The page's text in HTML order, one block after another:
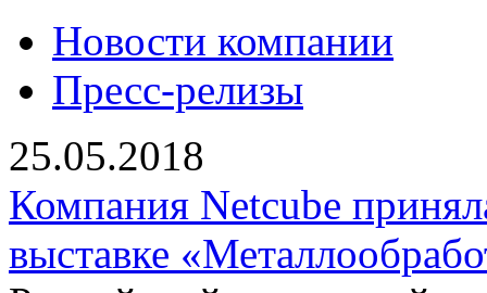
Новости компании
Пресс-релизы
25.05.2018
Компания Netcube
выставке